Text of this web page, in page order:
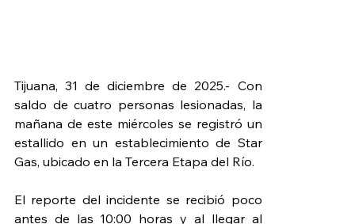
Tijuana, 31 de diciembre de 2025.- Con
saldo de cuatro personas lesionadas, la
mañana de este miércoles se registró un
estallido en un establecimiento de Star
Gas, ubicado en la Tercera Etapa del Río.
El reporte del incidente se recibió poco
antes de las 10:00 horas y al llegar al